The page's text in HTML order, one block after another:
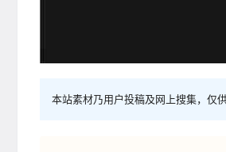
本站素材乃用户投稿及网上搜集，仅